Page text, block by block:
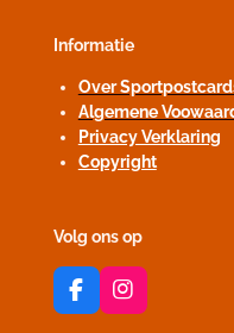
Informatie
Over
Algemene
Privacy Verklaring
Copyright
Volg ons op
F
a
I
n